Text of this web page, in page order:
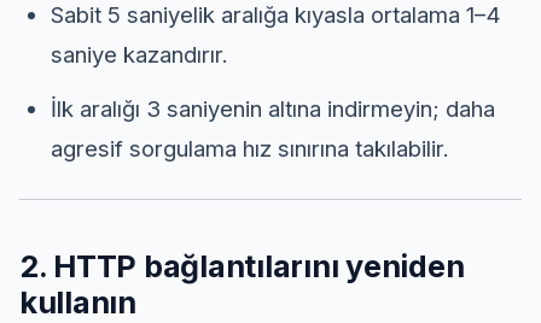
Sabit 5 saniyelik aralığa kıyasla ortalama 1–4
saniye kazandırır.
İlk aralığı 3 saniyenin altına indirmeyin; daha
agresif sorgulama hız sınırına takılabilir.
2. HTTP bağlantılarını yeniden
kullanın